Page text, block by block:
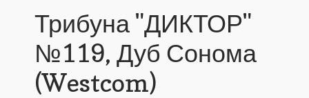
Трибуна "ДИКТОР"
№119, Дуб Сонома
(Westcom)